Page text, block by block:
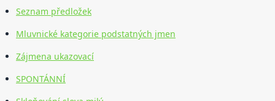
Seznam předložek
Mluvnické kategorie podstatných jmen
Zájmena ukazovací
SPONTÁNNÍ